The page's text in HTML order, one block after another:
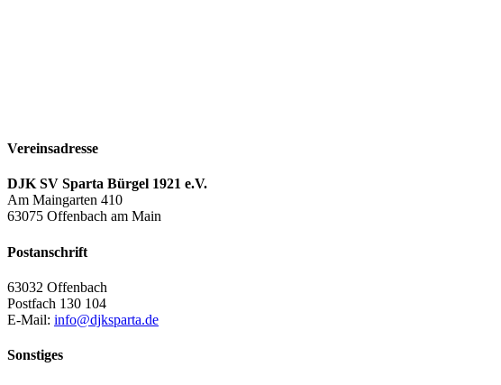
Vereinsadresse
DJK SV Sparta Bürgel 1921 e.V.
Am Maingarten 410
63075 Offenbach am Main
Postanschrift
63032 Offenbach
Postfach 130 104
E-Mail: info@djksparta.de
Sonstiges